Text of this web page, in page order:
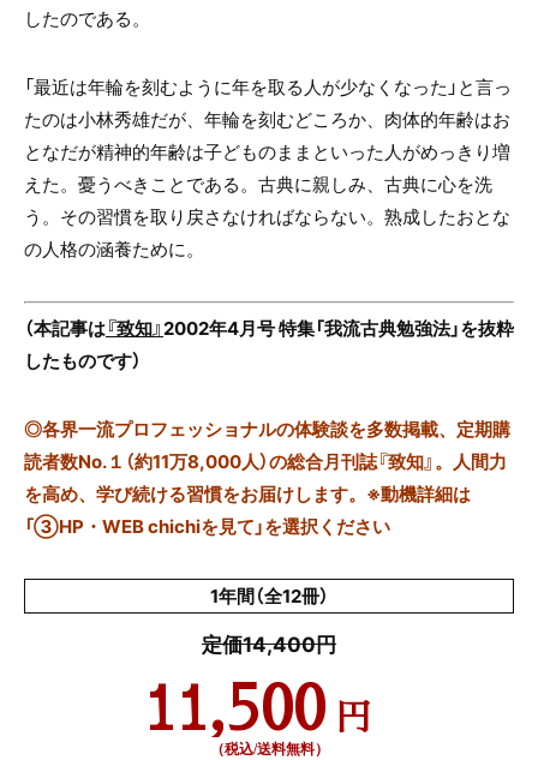
したのである。
「最近は年輪を刻むように年を取る人が少なくなった」と言っ
たのは小林秀雄だが、年輪を刻むどころか、肉体的年齢はお
となだが精神的年齢は子どものままといった人がめっきり増
えた。憂うべきことである。古典に親しみ、古典に心を洗
う。その習慣を取り戻さなければならない。熟成したおとな
の人格の涵養ために。
（本記事は『致知』2002年4月号 特集「我流古典勉強法」を抜粋
したものです）
◎各界一流プロフェッショナルの体験談を多数掲載、定期購
読者数No.１（約11万8,000人）の総合月刊誌『致知』。人間力
を高め、学び続ける習慣をお届けします。※動機詳細は
「③HP・WEB chichiを見て」を選択ください
1年間（全12冊）
定価14,400円
11,500 円
（税込/送料無料）